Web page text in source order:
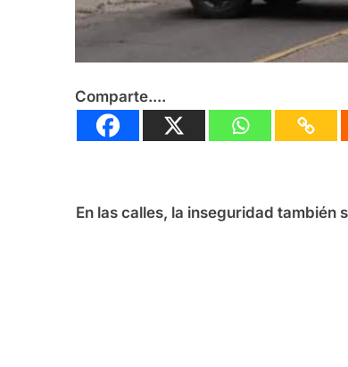
Comparte....
En las calles, la inseguridad también